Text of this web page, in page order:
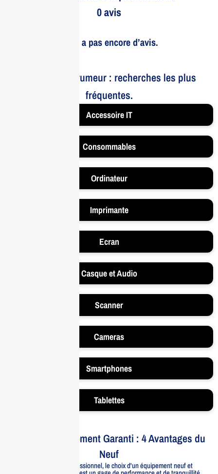
0 avis
Il n’y a pas encore d’avis.
Le bruit et la rumeur : recherches les plus
fréquentes.
Accessoire IT
Consommables
Ordinateur
Imprimante
Ecran
Casque et Audio
Scanner
Cameras
Smartphones
Tablettes
Votre Investissement Garanti : 4 Avantages du
Neuf
Pour un usage professionnel, le choix d'un équipement neuf et